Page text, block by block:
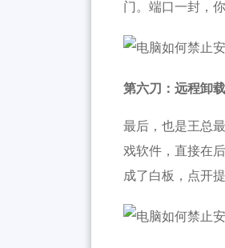
门。端口一封，
第六刀：远程卸
最后，也是王总
戏软件，直接在
成了白板，点开